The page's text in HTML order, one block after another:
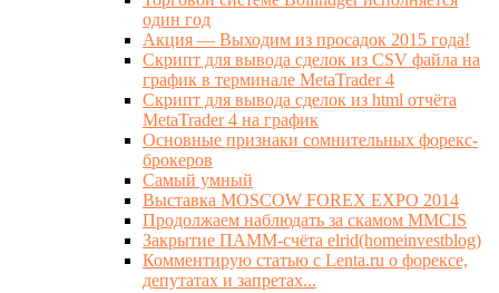
один год
Акция — Выходим из просадок 2015 года!
Скрипт для вывода сделок из CSV файла на
график в терминале MetaTrader 4
Скрипт для вывода сделок из html отчёта
MetaTrader 4 на график
Основные признаки сомнительных форекс-
брокеров
Самый умный
Выставка MOSCOW FOREX EXPO 2014
Продолжаем наблюдать за скамом MMCIS
Закрытие ПАММ-счёта elrid(homeinvestblog)
Комментирую статью с Lenta.ru о форексе,
депутатах и запретах...